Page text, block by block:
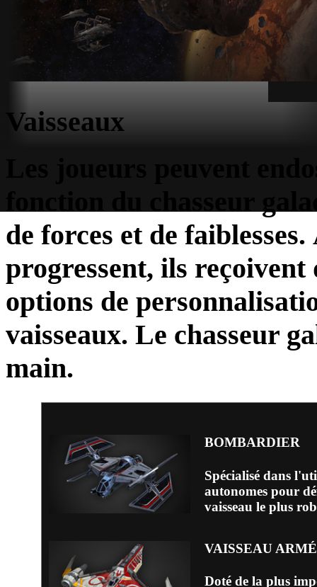
Vaisseaux
de forces et de
progressent, ils reçoivent
options de
vaisseaux. Le chasseur
main.
BOMBARDIER
Spécialisé dans
autonomes pour
vaisseau le plus
VAISSEAU ARMÉ
Doté de la plus